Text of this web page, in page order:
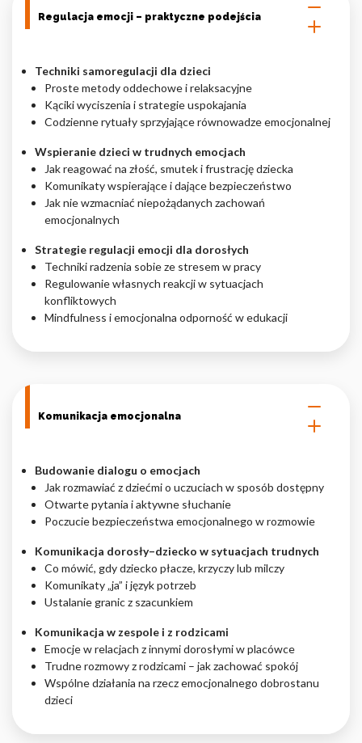
Regulacja emocji – praktyczne podejścia
Techniki samoregulacji dla dzieci
Proste metody oddechowe i relaksacyjne
Kąciki wyciszenia i strategie uspokajania
Codzienne rytuały sprzyjające równowadze emocjonalnej
Wspieranie dzieci w trudnych emocjach
Jak reagować na złość, smutek i frustrację dziecka
Komunikaty wspierające i dające bezpieczeństwo
Jak nie wzmacniać niepożądanych zachowań
emocjonalnych
Strategie regulacji emocji dla dorosłych
Techniki radzenia sobie ze stresem w pracy
Regulowanie własnych reakcji w sytuacjach
konfliktowych
Mindfulness i emocjonalna odporność w edukacji
Komunikacja emocjonalna
Budowanie dialogu o emocjach
Jak rozmawiać z dziećmi o uczuciach w sposób dostępny
Otwarte pytania i aktywne słuchanie
Poczucie bezpieczeństwa emocjonalnego w rozmowie
Komunikacja dorosły–dziecko w sytuacjach trudnych
Co mówić, gdy dziecko płacze, krzyczy lub milczy
Komunikaty „ja” i język potrzeb
Ustalanie granic z szacunkiem
Komunikacja w zespole i z rodzicami
Emocje w relacjach z innymi dorosłymi w placówce
Trudne rozmowy z rodzicami – jak zachować spokój
Wspólne działania na rzecz emocjonalnego dobrostanu
dzieci